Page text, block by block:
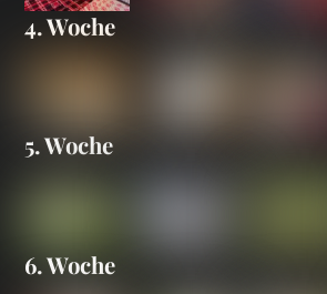
4. Woche
5. Woche
6. Woche